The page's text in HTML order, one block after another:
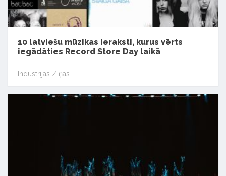
10 latviešu mūzikas ieraksti, kurus vērts
iegādāties Record Store Day laikā
Industrijas Ziņas